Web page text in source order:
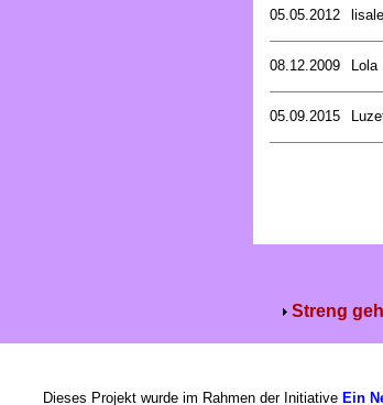
05.05.2012
08.12.2009 Lola
05.09.2015
Streng
Dieses Projekt wurde im Rahmen der Initiative Ein